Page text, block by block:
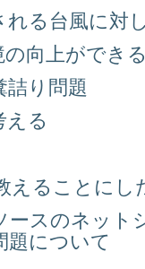
る台風に対
向上ができ
詰り問題
える
えることにし
ースのネット
題について